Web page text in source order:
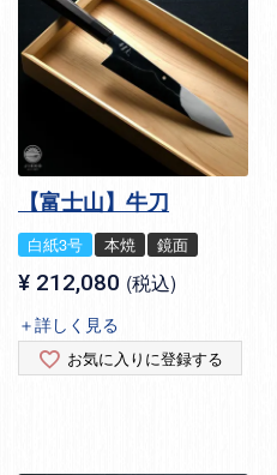
【富士山】牛刀
白紙3号 本焼 鏡面
¥ 212,080 税込
＋詳しく見る
お気に入りに登録する